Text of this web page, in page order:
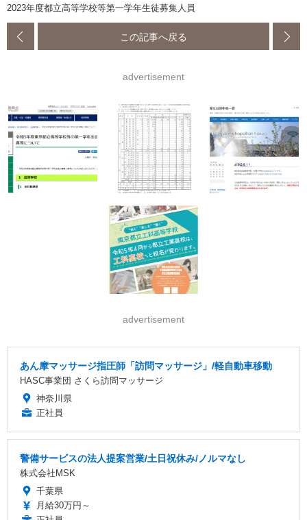
2023年度都立高等学校等第一学年生徒募集人員
この記事へ戻る
advertisement
advertisement
あん摩マッサージ指圧師「訪問マッサージ」/軽自動車移動
HASC事業団 さくら訪問マッサージ
神奈川県
正社員
警備サービスの法人提案営業/土日祝休み/ノルマなし
株式会社MSK
千葉県
月給30万円～